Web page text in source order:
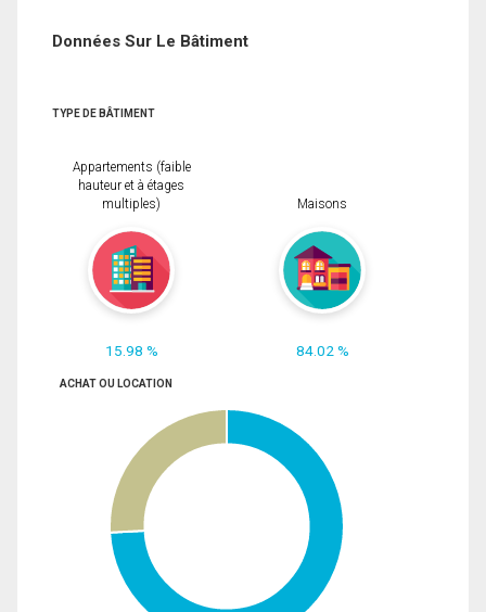
Données Sur Le Bâtiment
TYPE DE BÂTIMENT
Appartements (faible
hauteur et à étages
multiples)
15.98 %
Maisons
84.02 %
ACHAT OU LOCATION